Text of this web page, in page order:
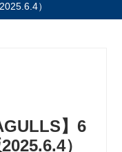
）
】6
）